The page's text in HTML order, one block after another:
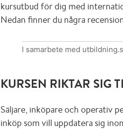
kursutbud för dig med
Nedan finner du några
I samarbete med
KURSEN RIKTAR SIG
Säljare, inköpare och operativ
inköp som vill uppdatera sig